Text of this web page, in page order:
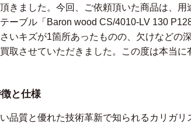
きました。今回、ご依頼頂いた商品は、
ーブル「Baron wood CS/4010-LV 130
いキズが1箇所あったものの、欠けなどの
取させていただきました。この度は本当
と仕様
品質と優れた技術革新で知られるカリガ